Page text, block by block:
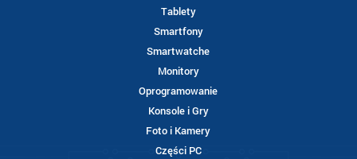
Tablety
Smartfony
Smartwatche
Monitory
Oprogramowanie
Konsole i Gry
Foto i Kamery
Części PC